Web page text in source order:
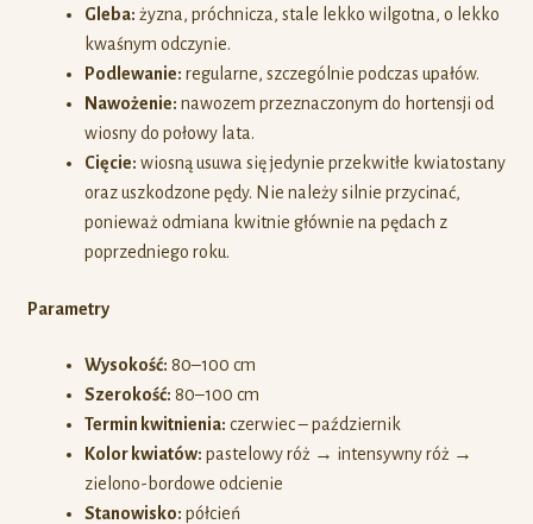
Gleba: żyzna, próchnicza, stale lekko wilgotna, o lekko
kwaśnym odczynie.
Podlewanie: regularne, szczególnie podczas upałów.
Nawożenie: nawozem przeznaczonym do hortensji od
wiosny do połowy lata.
Cięcie: wiosną usuwa się jedynie przekwitłe kwiatostany
oraz uszkodzone pędy. Nie należy silnie przycinać,
ponieważ odmiana kwitnie głównie na pędach z
poprzedniego roku.
Parametry
Wysokość: 80–100 cm
Szerokość: 80–100 cm
Termin kwitnienia: czerwiec – październik
Kolor kwiatów: pastelowy róż → intensywny róż →
zielono-bordowe odcienie
Stanowisko: półcień